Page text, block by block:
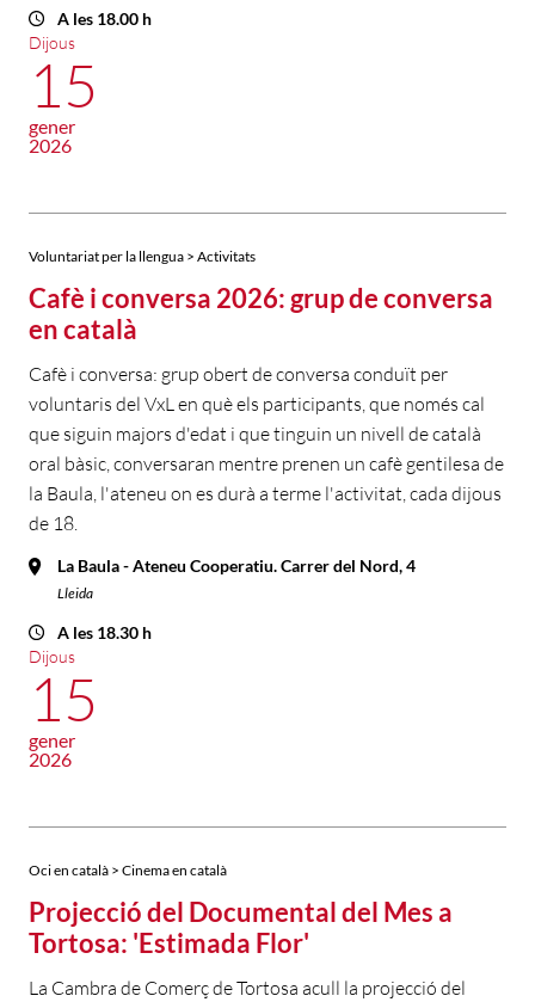
A les 18.00 h
Dijous
15
gener
2026
Voluntariat per la llengua > Activitats
Cafè i conversa 2026: grup de conversa
en català
Cafè i conversa: grup obert de conversa conduït per
voluntaris del VxL en què els participants, que només cal
que siguin majors d'edat i que tinguin un nivell de català
oral bàsic, conversaran mentre prenen un cafè gentilesa de
la Baula, l'ateneu on es durà a terme l'activitat, cada dijous
de 18.
La Baula - Ateneu Cooperatiu. Carrer del Nord, 4
Lleida
A les 18.30 h
Dijous
15
gener
2026
Oci en català > Cinema en català
Projecció del Documental del Mes a
Tortosa: 'Estimada Flor'
La Cambra de Comerç de Tortosa acull la projecció del